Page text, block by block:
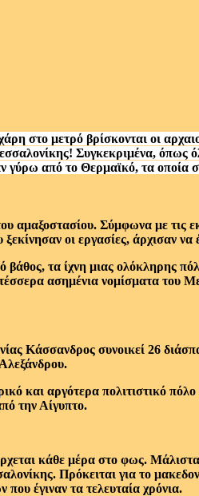
στο μετρό βρίσκονται οι
Συγκεκριμένα, όπως
από το Θερμαϊκό, τα οποία
αμαξοστασίου. Σύμφωνα με τις
οι εργασίες, άρχισαν
βάθος, τα ίχνη μιας ολόκληρης
ασημένια νομίσματα του
Κάσσανδρος συνοικεί 26
και αργότερα πολιτιστικό πόλο
την Αίγυπτο.
κάθε μέρα στο φως.
Πρόκειται για το
έγιναν τα τελευταία χρόνια.